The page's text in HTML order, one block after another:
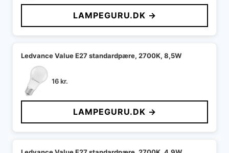
LAMPEGURU.DK →
Ledvance Value E27 standardpære, 2700K, 8,5W
16kr.
LAMPEGURU.DK →